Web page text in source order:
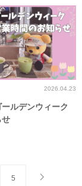
2026.04.23
ールデンウィーク
せ
5